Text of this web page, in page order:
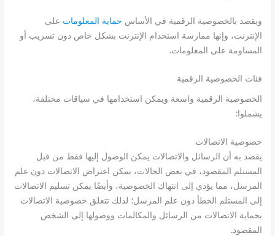
ويقصد بالخصوصية الرقمية في الأساس حماية المعلومات على
الإنترنت، وإنها ممارسة استخدام الإنترنت بشكل خاص دون تسريب أو
المساومة على المعلومات.
فئات الخصوصية الرقمية
الخصوصية الرقمية واسعة ويمكن استخدامها في سياقات مختلفة،
يشملوا:
خصوصية الاتصالات
يقصد به أن الرسائل والاتصالات يمكن الوصول إليها فقط من قبل
المستلم المقصود، في بعض الحالات، يمكن اعتراض الاتصالات دون علم
المرسل، مما يؤدي إلى انتهاك الخصوصية، وأيضًا يمكن تسليم الاتصالات
إلى المستلم الخطأ دون علم المرسل؛ لذلك تتعلق خصوصية الاتصالات
بحماية الاتصالات من الرسائل والمكالمات ووصولها إلى الشخص
المقصود.